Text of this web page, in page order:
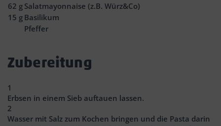
62 g Salatmayonnaise (z.B. Würz&Co)
15 g Basilikum
Pfeffer
Zubereitung
1
Erbsen in einem Sieb auftauen lassen.
2
Wasser mit Salz zum Kochen bringen und die Pasta darin